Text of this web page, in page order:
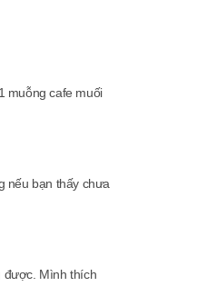
muỗng cafe muối
nếu bạn thấy chưa
được. Mình thích